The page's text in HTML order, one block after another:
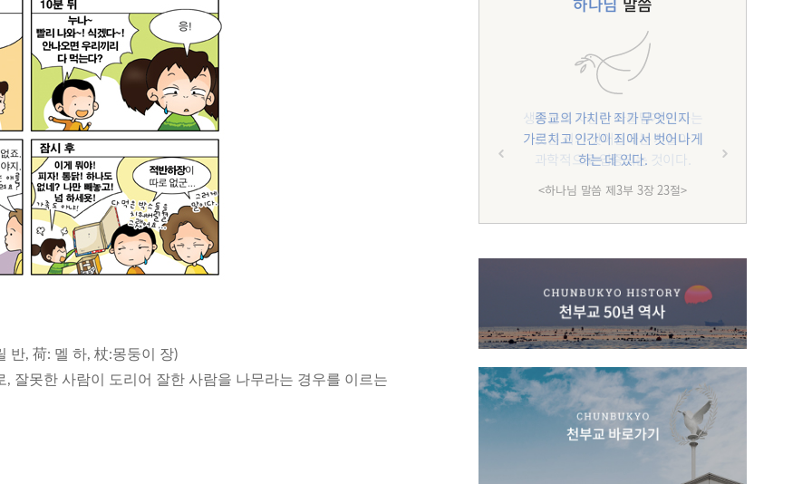
반, 荷: 멜 하, 杖:몽둥이 장)
잘못한 사람이 도리어 잘한 사람을 나무라는 경우를 이르는
종교의 가치란 죄가 무엇인지
가르치고 인간이 죄에서 벗어나게
하는 데 있다.
<하나님 말씀 제3부 3장 23절>